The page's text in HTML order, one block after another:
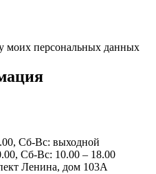
моих персональных данных
Сб-Вс: выходной
Сб-Вс: 10.00 – 18.00
Ленина, дом 103А